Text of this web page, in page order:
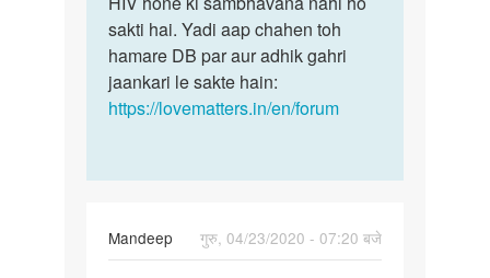
JB
Mene
yoni
me…
toh
koi…
sakti hai. Yadi aap chahen toh
hamare DB par aur adhik gahri
jaankari le sakte hain:
https://lovematters.in/en/forum
Mandeep
गुरु, 04/23/2020 - 07:20 बजे